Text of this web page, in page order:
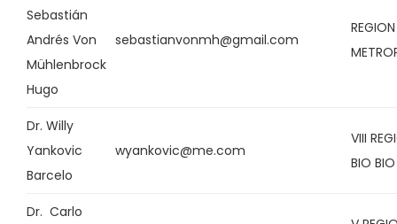
Sebastián
Andrés Von
Mühlenbrock
Hugo
sebastianvonmh@gmail.com
REGION
Dr. Willy
Yankovic
Barcelo
wyankovic@me.com
VIII
BIO BIO
Dr. Carlo